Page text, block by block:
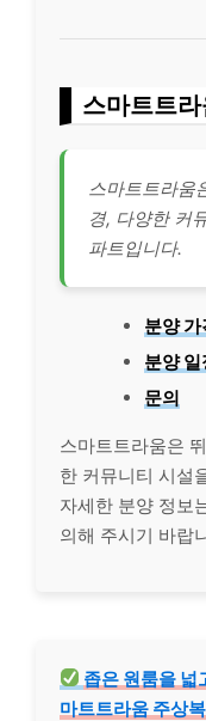
스마트트
스마트트라움
경, 다양한 커
파트입니다.
분양 가
분양 일
문의
스마트트라움은
한 커뮤니티 시설
자세한 분양 정보
의해 주시기 바랍
좁은 원룸을 넓
마트트라움 주상